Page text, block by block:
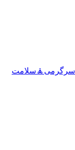
سرگرمی 🧘 سلامت